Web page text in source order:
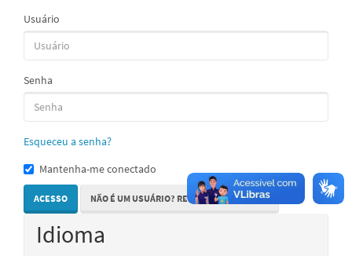
Usuário
Senha
Esqueceu a senha?
Mantenha-me conectado
ACESSO NÃO É UM USUÁRIO? REGISTRE-SE NO SITE
Idioma